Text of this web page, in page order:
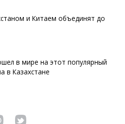
и Китаем объединят до
в мире на этот популярный
в Казахстане